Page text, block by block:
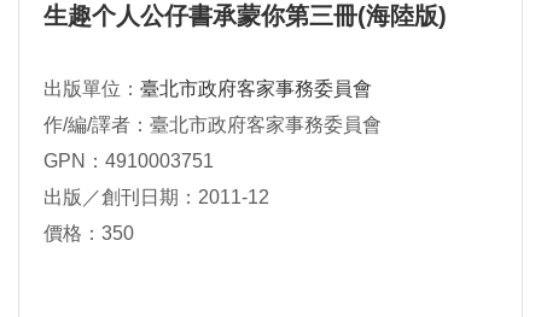
生趣个人公仔書承蒙你第三冊(海陸版)
出版單位： 臺北市政府客家事務委員會
作/編/譯者：臺北市政府客家事務委員會
GPN：4910003751
出版／創刊日期：2011-12
價格：350